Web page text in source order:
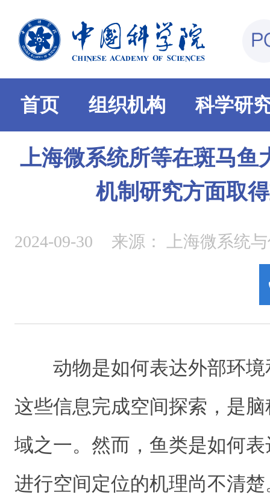
首页 组织机构 科学研
上海微系统所等在斑马鱼
机制研究方面取
2024-09-30 来源： 上海微系统
动物是如何表达外部环
这些信息完成空间探索，是
域之一。然而，鱼类是如何
进行空间定位的机理尚不清楚